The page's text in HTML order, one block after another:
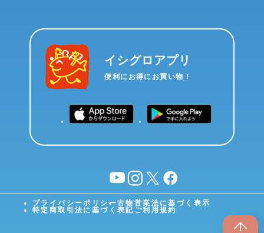
イシグロアプリ
便利にお得にお買い物！
YouTubeinstagram
X facebook
プライバシーポリシー古物営業法に基づく表示
特定商取引法に基づく表記 ご利用規約